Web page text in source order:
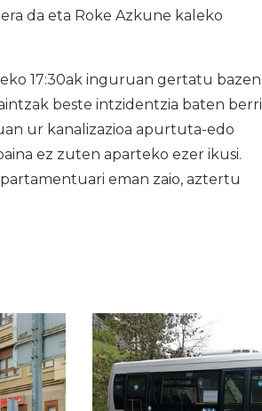
da eta Roke Azkune kaleko
17:30ak inguruan gertatu bazen
beste intzidentzia baten berri
ur kanalizazioa apurtuta-edo
ez zuten aparteko ezer ikusi.
eman zaio, aztertu